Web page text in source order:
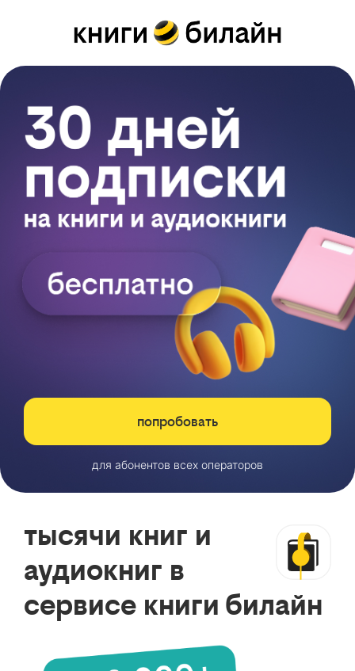
попробовать
для абонентов всех операторов
тысячи книг и
аудиокниг в
сервисе книги билайн